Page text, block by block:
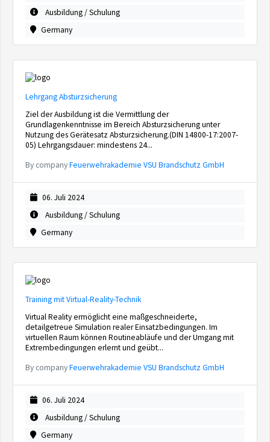
Ausbildung / Schulung
Germany
Lehrgang Absturzsicherung
Ziel der Ausbildung ist die Vermittlung der
Grundlagenkenntnisse im Bereich Absturzsicherung unter
Nutzung des Gerätesatz Absturzsicherung.(DIN 14800-17:2007-
05) Lehrgangsdauer: mindestens 24...
By companyFeuerwehrakademie VSU Brandschutz GmbH
06. Juli 2024
Ausbildung / Schulung
Germany
Training mit Virtual-Reality-Technik
Virtual Reality ermöglicht eine maßgeschneiderte,
detailgetreue Simulation realer Einsatzbedingungen. Im
virtuellen Raum können Routineabläufe und der Umgang mit
Extrembedingungen erlernt und geübt...
By companyFeuerwehrakademie VSU Brandschutz GmbH
06. Juli 2024
Ausbildung / Schulung
Germany